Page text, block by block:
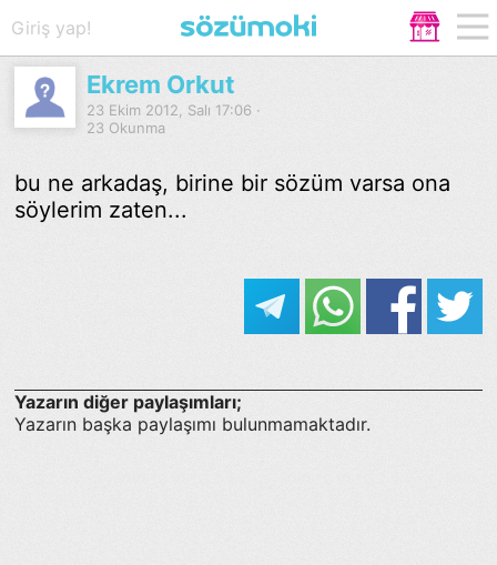
Giriş yap!
Ekrem Orkut
23 Ekim 2012, Salı 17:06 ·
23 Okunma
bu ne arkadaş, birine bir sözüm varsa ona
söylerim zaten...
Yazarın diğer paylaşımları;
Yazarın başka paylaşımı bulunmamaktadır.